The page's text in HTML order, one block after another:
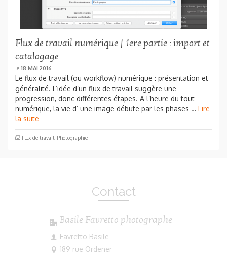
Flux de travail numérique | 1ere partie : import et
catalogage
le 18 MAI 2016
Le flux de travail (ou workflow) numérique : présentation et
généralité. L’idée d’un flux de travail suggère une
progression, donc différentes étapes. A l’heure du tout
numérique, la vie d’ une image débute par les phases … Lire
la suite
Flux de travail, Photographie
Contact
Basile Favretto photographe
Favretto Basile
189 rue Ordener